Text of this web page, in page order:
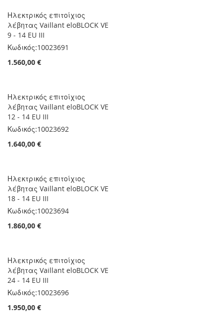
Ηλεκτρικός επιτοίχιος
λέβητας Vaillant eloBLOCK VE
9 - 14 EU III
Κωδικός:10023691
1.560,00 €
Ηλεκτρικός επιτοίχιος
λέβητας Vaillant eloBLOCK VE
12 - 14 EU III
Κωδικός:10023692
1.640,00 €
Ηλεκτρικός επιτοίχιος
λέβητας Vaillant eloBLOCK VE
18 - 14 EU III
Κωδικός:10023694
1.860,00 €
Ηλεκτρικός επιτοίχιος
λέβητας Vaillant eloBLOCK VE
24 - 14 EU III
Κωδικός:10023696
1.950,00 €